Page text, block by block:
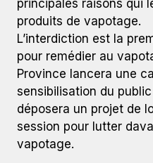
principales raisons qui
produits de vapotage.
L’interdiction est la
pour remédier au
Province lancera une
sensibilisation du
déposera un projet de
session pour lutter
vapotage.